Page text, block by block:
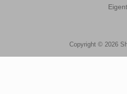
Copyright © 2026